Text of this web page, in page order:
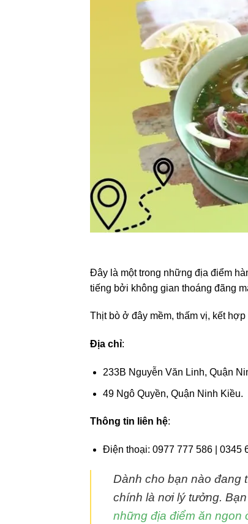
Đây là một trong những địa điểm
tiếng bởi không gian thoáng đãng
Thịt bò ở đây mềm, thấm vị, kết
Địa chỉ:
233B Nguyễn Văn Linh, Quận
49 Ngô Quyền, Quận Ninh Kiều.
Thông tin liên hệ:
Điện thoại: 0977 777 586 | 0345
Dành cho bạn nào đang
chính là nơi lý tưởng.
những địa điểm ăn ngon